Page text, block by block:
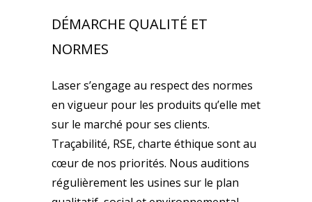
DÉMARCHE QUALITÉ ET
NORMES
Laser s’engage au respect des normes
en vigueur pour les produits qu’elle met
sur le marché pour ses clients.
Traçabilité, RSE, charte éthique sont au
cœur de nos priorités. Nous auditions
régulièrement les usines sur le plan